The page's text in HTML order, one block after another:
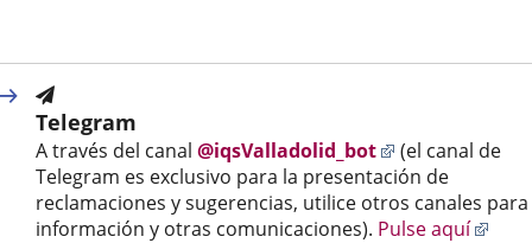
Telegram
A través del canal @iqsValladolid_bot
Enlace
a
una
aplicación
(el canal de
Telegram es exclusivo para la presentación de
reclamaciones y sugerencias, utilice otros canales para
información y otras comunicaciones). Pulse aquí